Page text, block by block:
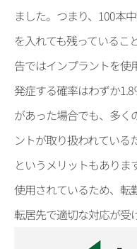
ました。つまり、100本
を入れても残っているこ
告ではインプラントを使
発症する確率はわずか
があった場合でも、多く
ントが取り扱われている
というメリットもありま
使用されているため、転
転居先で適切な対応が受